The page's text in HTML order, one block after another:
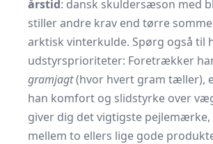
årstid: dansk skuldersæson med
stiller andre krav end tørre
arktisk vinterkulde. Spørg også til
udstyrsprioriteter: Foretrækker
gramjagt(hvor hvert gram tæller),
han komfort og slidstyrke over
giver dig det vigtigste
mellem to ellers lige gode